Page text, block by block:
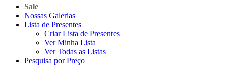
Sale
Nossas Galerias
Lista de Presentes
Criar Lista de Presentes
Ver Minha Lista
Ver Todas as Listas
Pesquisa por Preço